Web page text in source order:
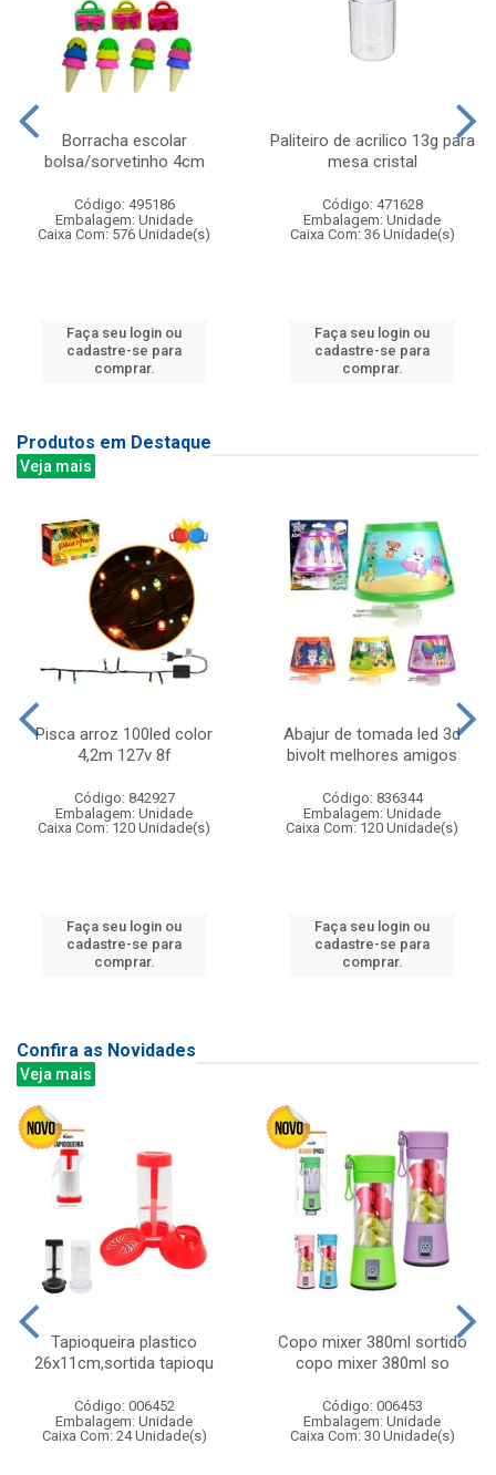
Borracha escolar
bolsa/sorvetinho 4cm
Código: 495186
Embalagem: Unidade
Caixa Com: 576 Unidade(s)
Faça seu login ou
cadastre-se para
comprar.
Paliteiro de acrilico 13g para
mesa cristal
Código: 471628
Embalagem: Unidade
Caixa Com: 36 Unidade(s)
Faça seu login ou
cadastre-se para
comprar.
Produtos em Destaque
Veja mais
Pisca arroz 100led color
4,2m 127v 8f
Código: 842927
Embalagem: Unidade
Caixa Com: 120 Unidade(s)
Faça seu login ou
cadastre-se para
comprar.
Abajur de tomada led 3d
bivolt melhores amigos
Código: 836344
Embalagem: Unidade
Caixa Com: 120 Unidade(s)
Faça seu login ou
cadastre-se para
comprar.
Confira as Novidades
Veja mais
Tapioqueira plastico
26x11cm,sortida tapioqu
Código: 006452
Embalagem: Unidade
Caixa Com: 24 Unidade(s)
Copo mixer 380ml sortido
copo mixer 380ml so
Código: 006453
Embalagem: Unidade
Caixa Com: 30 Unidade(s)